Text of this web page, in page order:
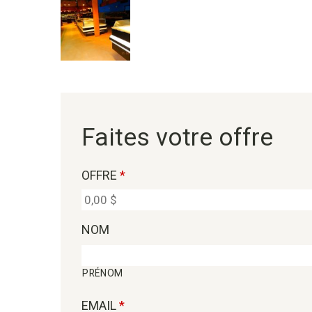
Faites votre offre
OFFRE *
NOM
PRÉNOM
EMAIL*